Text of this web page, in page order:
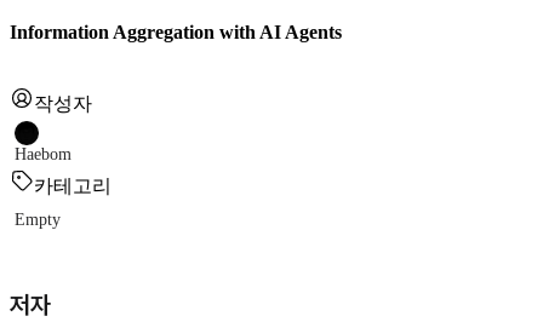
Information Aggregation with AI Agents
작성자
Haebom
카테고리
Empty
저자